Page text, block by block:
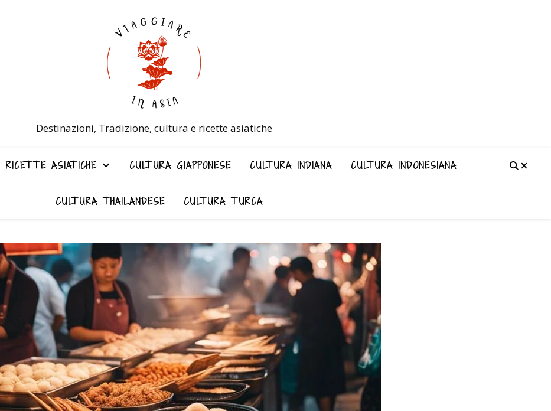
Destinazioni, Tradizione, cultura e ricette asiatiche
RICETTE ASIATICHE CULTURA GIAPPONESE CULTURA INDIANA CULTURA INDONESIANA
CULTURA THAILANDESE CULTURA TURCA